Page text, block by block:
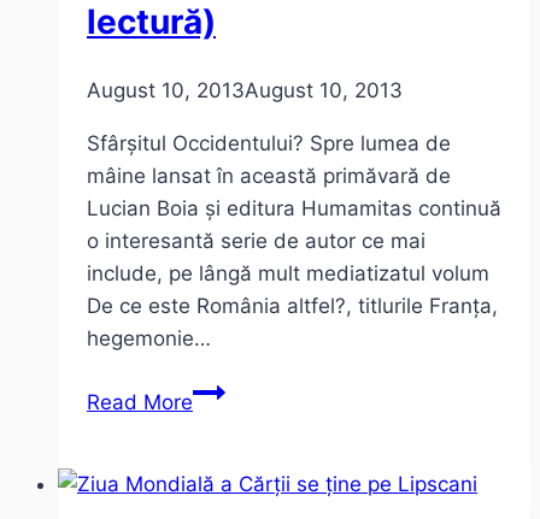
lectură)
August 10, 2013August 10, 2013
Sfârșitul Occidentului? Spre lumea de
mâine lansat în această primăvară de
Lucian Boia și editura Humamitas continuă
o interesantă serie de autor ce mai
include, pe lângă mult mediatizatul volum
De ce este România altfel?, titlurile Franța,
hegemonie…
Read MoreLucian
Sfârșitul